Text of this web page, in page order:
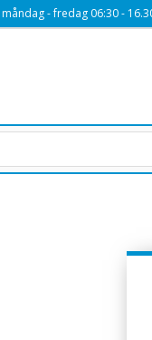
måndag - fredag 06:30 -